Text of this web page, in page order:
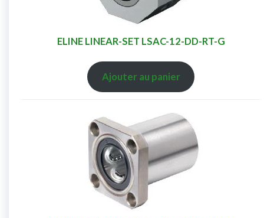
ELINE LINEAR-SET LSAC-12-DD-RT-G
Ajouter au panier